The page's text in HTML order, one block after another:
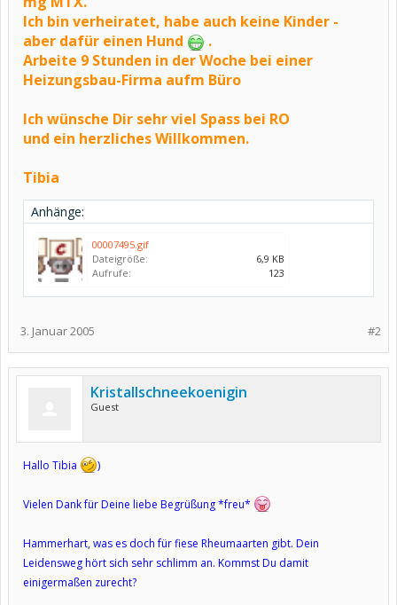
Ich bin verheiratet, habe auch keine Kinder -
aber dafür einen Hund
.
Arbeite 9 Stunden in der Woche bei einer
Heizungsbau-Firma aufm Büro
Ich wünsche Dir sehr viel Spass bei RO
und ein herzliches Willkommen.
Tibia
Anhänge:
00007495.gif
Dateigröße:
6,9 KB
Aufrufe:
123
#2
3. Januar 2005
Kristallschneekoenigin
Guest
Hallo Tibia )
Vielen Dank für Deine liebe Begrüßung *freu*
Hammerhart, was es doch für fiese Rheumaarten gibt. Dein
Leidensweg hört sich sehr schlimm an. Kommst Du damit
einigermaßen zurecht?